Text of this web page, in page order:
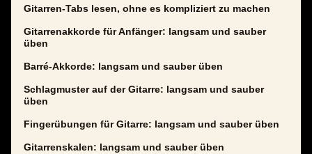
Gitarren-Tabs lesen, ohne es kompliziert zu machen
Gitarrenakkorde für Anfänger: langsam und sauber
üben
Barré-Akkorde: langsam und sauber üben
Schlagmuster auf der Gitarre: langsam und sauber
üben
Fingerübungen für Gitarre: langsam und sauber üben
Gitarrenskalen: langsam und sauber üben